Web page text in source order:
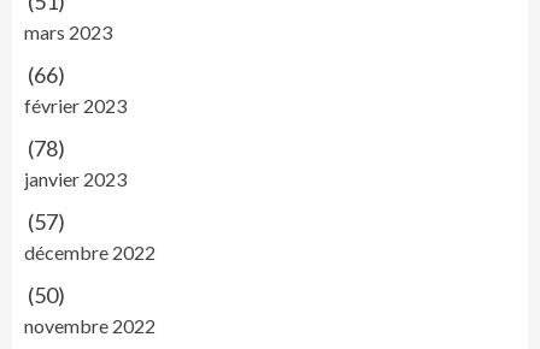
mars 2023
(66)
février 2023
(78)
janvier 2023
(57)
décembre 2022
(50)
novembre 2022